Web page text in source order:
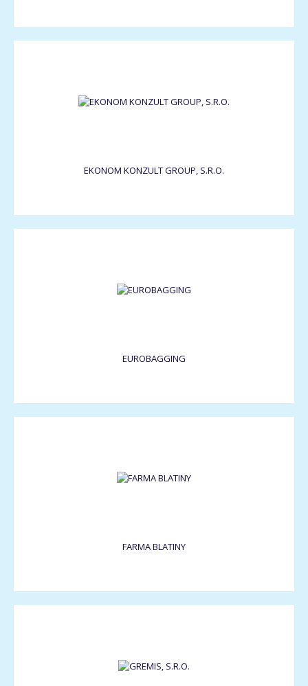
EKONOM KONZULT GROUP, S.R.O.
EUROBAGGING
FARMA BLATINY